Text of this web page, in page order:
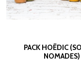
PACK HOËDIC
NOMADES)